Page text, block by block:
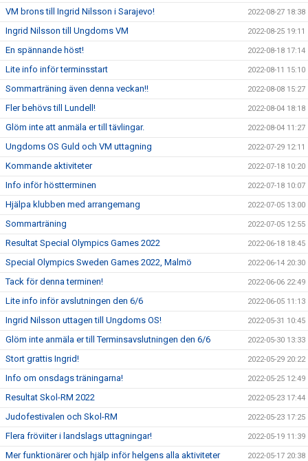
VM brons till Ingrid Nilsson i Sarajevo! 2022-08-27 18:38
Ingrid Nilsson till Ungdoms VM 2022-08-25 19:11
En spännande höst! 2022-08-18 17:14
Lite info inför terminsstart 2022-08-11 15:10
Sommarträning även denna veckan!! 2022-08-08 15:27
Fler behövs till Lundell! 2022-08-04 18:18
Glöm inte att anmäla er till tävlingar. 2022-08-04 11:27
Ungdoms OS Guld och VM uttagning 2022-07-29 12:11
Kommande aktiviteter 2022-07-18 10:20
Info inför höstterminen 2022-07-18 10:07
Hjälpa klubben med arrangemang 2022-07-05 13:00
Sommarträning 2022-07-05 12:55
Resultat Special Olympics Games 2022 2022-06-18 18:45
Special Olympics Sweden Games 2022, Malmö 2022-06-14 20:30
Tack för denna terminen! 2022-06-06 22:49
Lite info inför avslutningen den 6/6 2022-06-05 11:13
Ingrid Nilsson uttagen till Ungdoms OS! 2022-05-31 10:45
Glöm inte anmäla er till Terminsavslutningen den 6/6 2022-05-30 13:33
Stort grattis Ingrid! 2022-05-29 20:22
Info om onsdags träningarna! 2022-05-25 12:49
Resultat Skol-RM 2022 2022-05-23 17:44
Judofestivalen och Skol-RM 2022-05-23 17:25
Flera fröviiter i landslags uttagningar! 2022-05-19 11:39
Mer funktionärer och hjälp inför helgens alla aktiviteter 2022-05-17 20:38